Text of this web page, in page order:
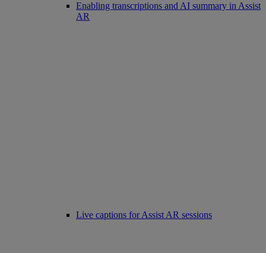
Enabling transcriptions and AI summary in Assist
AR
Live captions for Assist AR sessions